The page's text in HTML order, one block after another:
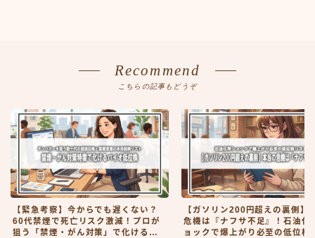
Recommend
こちらの記事もどうぞ
【緊急考察】今からでも遅くない？
60代禁煙で死亡リスク激減！プロが
狙う「禁煙・がん対策」で化ける数
【ガソリン200円超えの裏側】
危機は『ナフサ不足』！石油化
ョックで爆上がり必至の低位株